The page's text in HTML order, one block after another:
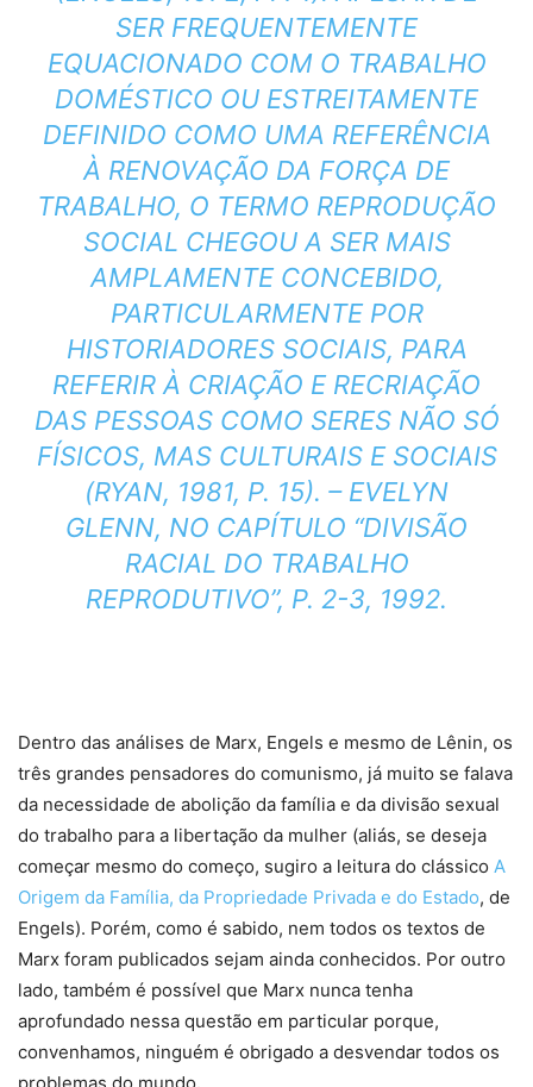
SER FREQUENTEMENTE
EQUACIONADO COM O TRABALHO
DOMÉSTICO OU ESTREITAMENTE
DEFINIDO COMO UMA REFERÊNCIA
À RENOVAÇÃO DA FORÇA DE
TRABALHO, O TERMO REPRODUÇÃO
SOCIAL CHEGOU A SER MAIS
AMPLAMENTE CONCEBIDO,
PARTICULARMENTE POR
HISTORIADORES SOCIAIS, PARA
REFERIR À CRIAÇÃO E RECRIAÇÃO
DAS PESSOAS COMO SERES NÃO SÓ
FÍSICOS, MAS CULTURAIS E SOCIAIS
(RYAN, 1981, P. 15). – EVELYN
GLENN, NO CAPÍTULO “DIVISÃO
RACIAL DO TRABALHO
REPRODUTIVO”, P. 2-3, 1992.
Dentro das análises de Marx, Engels e mesmo de Lênin, os
três grandes pensadores do comunismo, já muito se falava
da necessidade de abolição da família e da divisão sexual
do trabalho para a libertação da mulher (aliás, se deseja
começar mesmo do começo, sugiro a leitura do clássico A
Origem da Família, da Propriedade Privada e do Estado, de
Engels). Porém, como é sabido, nem todos os textos de
Marx foram publicados sejam ainda conhecidos. Por outro
lado, também é possível que Marx nunca tenha
aprofundado nessa questão em particular porque,
convenhamos, ninguém é obrigado a desvendar todos os